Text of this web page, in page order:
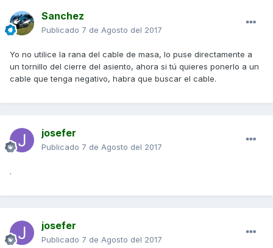
Sanchez
Publicado 7 de Agosto del 2017
Yo no utilice la rana del cable de masa, lo puse directamente a
un tornillo del cierre del asiento, ahora si tú quieres ponerlo a un
cable que tenga negativo, habra que buscar el cable.
josefer
Publicado 7 de Agosto del 2017
.
josefer
Publicado 7 de Agosto del 2017